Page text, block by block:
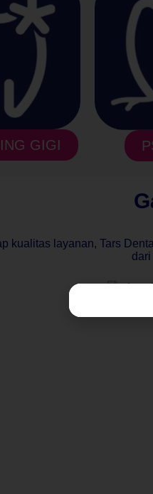
GIGI
kualitas layanan, Tars